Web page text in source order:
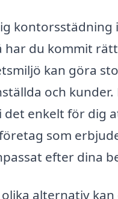
kontorsstädning i
har du kommit
kan göra
och kunder.
enkelt för dig
som
efter dina
alternativ kan